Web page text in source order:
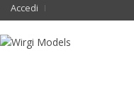
Accedi